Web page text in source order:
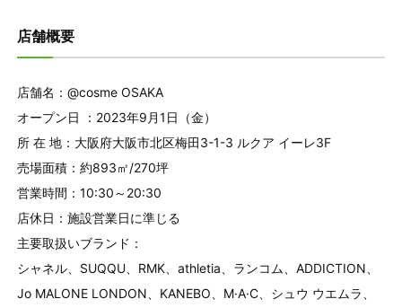
店舗概要
店舗名：@cosme OSAKA
オープン日 ：2023年9月1日（金）
所 在 地：大阪府大阪市北区梅田3-1-3 ルクア イーレ3F
売場面積：約893㎡/270坪
営業時間：10:30～20:30
店休日：施設営業日に準じる
主要取扱いブランド：
シャネル、SUQQU、RMK、athletia、ランコム、ADDICTION、
Jo MALONE LONDON、KANEBO、M·A·C、シュウ ウエムラ、